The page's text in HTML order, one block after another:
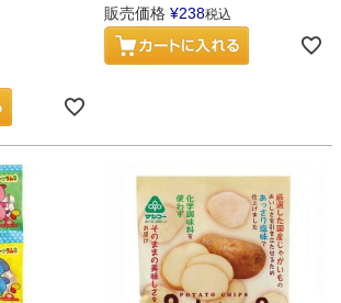
販売価格 ¥238税込